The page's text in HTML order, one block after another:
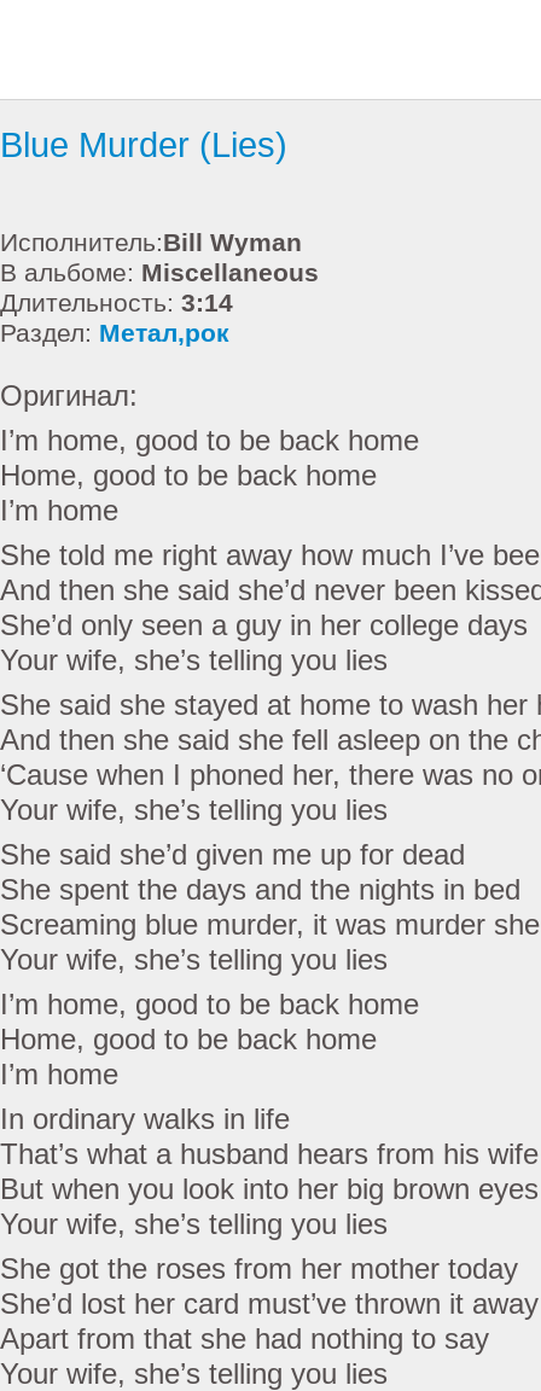
Blue Murder (Lies)
Исполнитель:Bill Wyman
В альбоме: Miscellaneous
Длительность: 3:14
Раздел: Метал,рок
Оригинал:
I’m home, good to be back home
Home, good to be back home
I’m home
She told me right away how much I’ve
And then she said she’d never been
She’d only seen a guy in her college days
Your wife, she’s telling you lies
She said she stayed at home to wash her
And then she said she fell asleep on the
‘Cause when I phoned her, there was no
Your wife, she’s telling you lies
She said she’d given me up for dead
She spent the days and the nights in bed
Screaming blue murder, it was murder
Your wife, she’s telling you lies
I’m home, good to be back home
Home, good to be back home
I’m home
In ordinary walks in life
That’s what a husband hears from his wife
But when you look into her big brown eyes
Your wife, she’s telling you lies
She got the roses from her mother today
She’d lost her card must’ve thrown it away
Apart from that she had nothing to say
Your wife, she’s telling you lies